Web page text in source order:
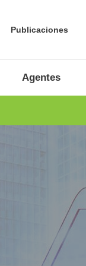
Publicaciones
Agentes